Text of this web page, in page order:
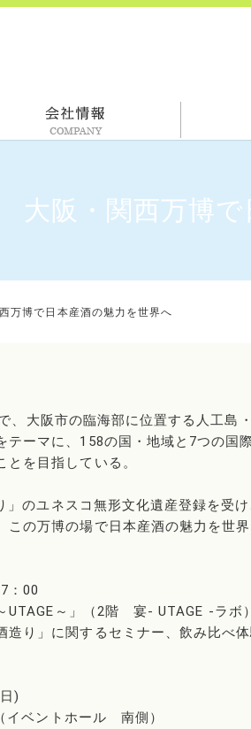
大阪・関西万博
万博で日本産酒の魅力を世界へ
、大阪市の臨海部に位置する人工島
テーマに、158の国・地域と7つの国
を目指している。
のユネスコ無形文化遺産登録を受
の万博の場で日本産酒の魅力を世
：00
UTAGE～」（2階 宴- UTAGE -ラボ）
造り」に関するセミナー、飲み比べ
)
イベントホール 南側）